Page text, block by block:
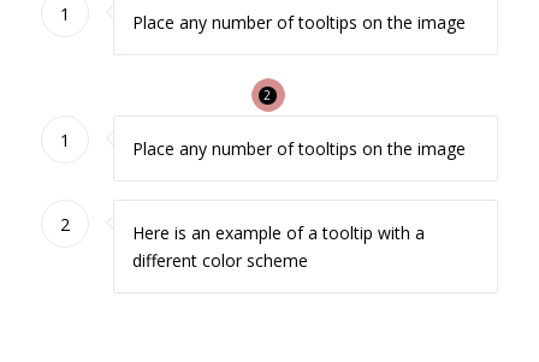
1 Place any number of tooltips on the image
12
1 Place any number of tooltips on the image
2
Here is an example of a tooltip with a
different color scheme